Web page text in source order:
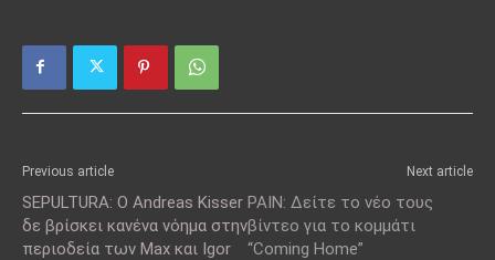
Previous article
SEPULTURA: Ο Andreas Kisser
δε βρίσκει κανένα νόημα στην
περιοδεία των Max και Igor
Next article
PAIN: Δείτε το νέο τους
βίντεο για το κομμάτι
“Coming Home”